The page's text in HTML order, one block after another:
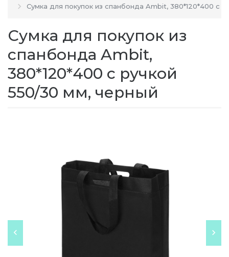
Сумка для покупок из спанбонда Ambit, 380*120*400 с
Сумка для покупок из
спанбонда Ambit,
380*120*400 с ручкой
550/30 мм, черный